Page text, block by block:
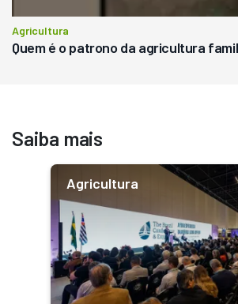
Agricultura
Quem é o patrono da agricultura
Saiba mais
Agricultura